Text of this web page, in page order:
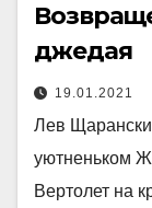
джедая
19.01.2021
Лев
уютненьком
Вертолет на